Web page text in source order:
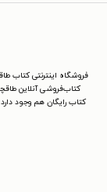
فروشگاه اینترنتی کتاب
کتاب‌فروشی آنلاین
کتاب رایگان هم وجود